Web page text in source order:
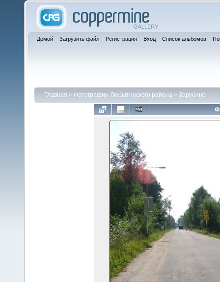
Домой Загрузить файл Регистрация Вход Список альбомов
Главная > Фотографии Любытинского района > Зарубино